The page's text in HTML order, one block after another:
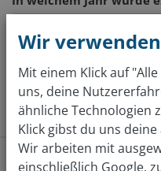
Jetzt
Wie funktioniert das?
Wir
Mit einem Klick auf
uns, deine
ähnliche Technologien
Klick gibst du uns
Wir arbeiten mit
einschließlich Google,